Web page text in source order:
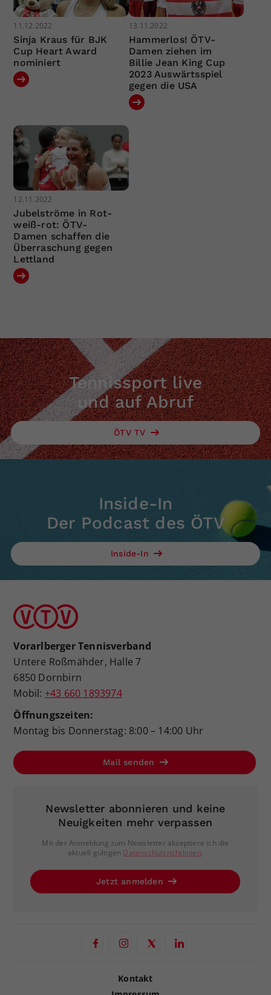
11.12.2022
Sinja Kraus für BJK
Cup Heart Award
nominiert
13.11.2022
Hammerlos! ÖTV-
Damen ziehen im
Billie Jean King Cup
2023 Auswärtsspiel
gegen die USA
12.11.2022
Jubelströme in Rot-
weiß-rot: ÖTV-
Damen schaffen die
Überraschung gegen
Lettland
Tennissport live
und auf Abruf
ÖTV TV
Inside-In
Der Podcast des ÖTV
Inside-In
Vorarlberger Tennisverband
Untere Roßmähder, Halle 7
6850 Dornbirn
Mobil: +43 660 1893974
Öffnungszeiten:
Montag bis Donnerstag: 8:00 – 14:00 Uhr
Mail senden
Newsletter abonnieren und keine
Neuigkeiten mehr verpassen
Mit der Anmeldung zum Newsletter akzeptiere ich die
aktuell gültigen Datenschutzrichtlinien.
Jetzt anmelden
Kontakt